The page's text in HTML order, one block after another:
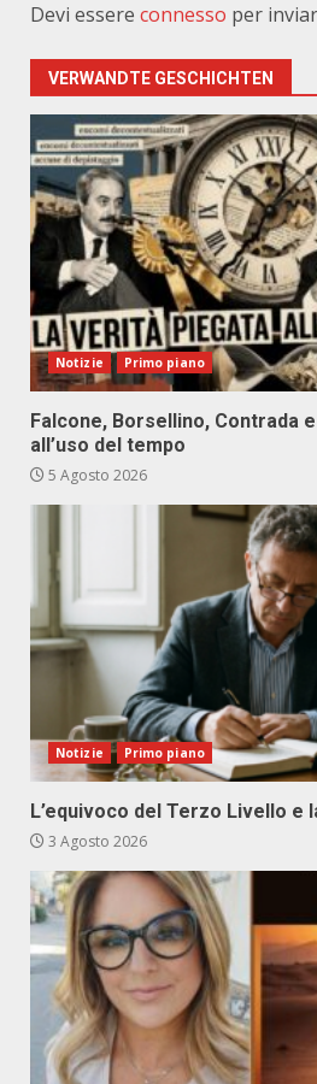
Devi essere connesso per
VERWANDTE GESCHICHTEN
Notizie Primo piano
Falcone, Borsellino, Contrada
all’uso del tempo
5 Agosto 2026
Notizie Primo piano
L’equivoco del Terzo Livello e
3 Agosto 2026